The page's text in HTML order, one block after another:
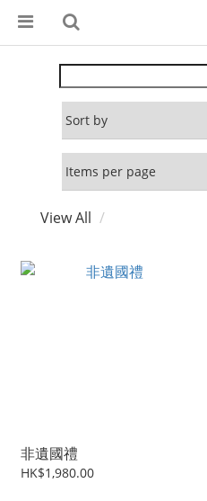
View All
非遺國禮
HK$1,980.00